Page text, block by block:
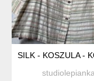
SILK - KOSZULA -
studiolepianka